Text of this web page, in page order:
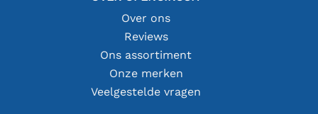
Over ons
Reviews
Ons assortiment
Onze merken
Veelgestelde vragen